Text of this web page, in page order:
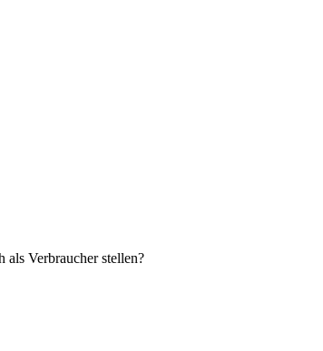
Verbraucher stellen?